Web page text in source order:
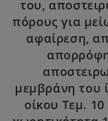
του,
πόρους για
αφαίρεση,
μεμβράνη του
οίκου Τεμ.